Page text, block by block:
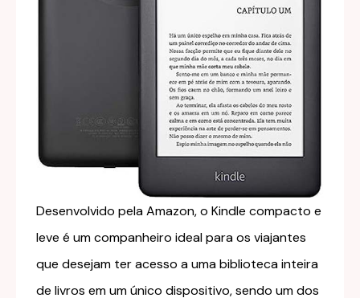
Desenvolvido pela Amazon, o Kindle compacto e
leve é um companheiro ideal para os viajantes
que desejam ter acesso a uma biblioteca inteira
de livros em um único dispositivo, sendo um dos